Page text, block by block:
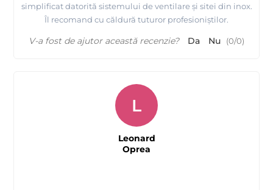
simplificat datorită sistemului de ventilare și sitei din inox.
Îl recomand cu căldură tuturor profesioniștilor.
V-a fost de ajutor această recenzie? Da Nu (0/0)
L
Leonard
Oprea